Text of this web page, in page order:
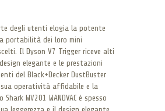
degli utenti elogia la potente
portabilità dei loro mini
Il Dyson V7 Trigger riceve alti
elegante e le prestazioni
del Black+Decker DustBuster
operatività affidabile e la
WV201 WANDVAC è spesso